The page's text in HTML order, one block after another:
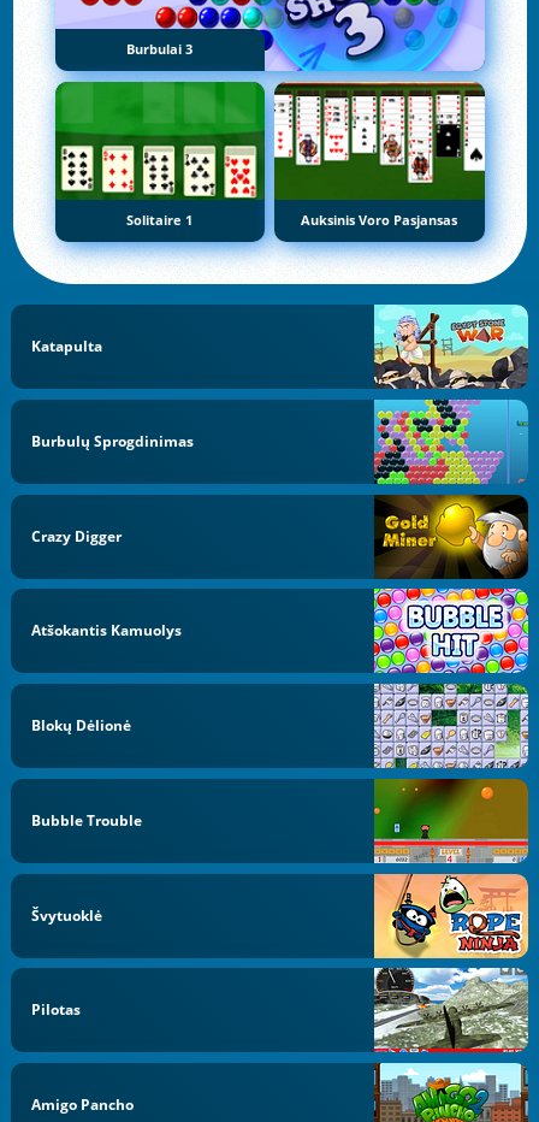
Burbulai 3
Solitaire 1 Auksinis Voro Pasjansas
Katapulta
Burbulų Sprogdinimas
Crazy Digger
Atšokantis Kamuolys
Blokų Dėlionė
Bubble Trouble
Švytuoklė
Pilotas
Amigo Pancho